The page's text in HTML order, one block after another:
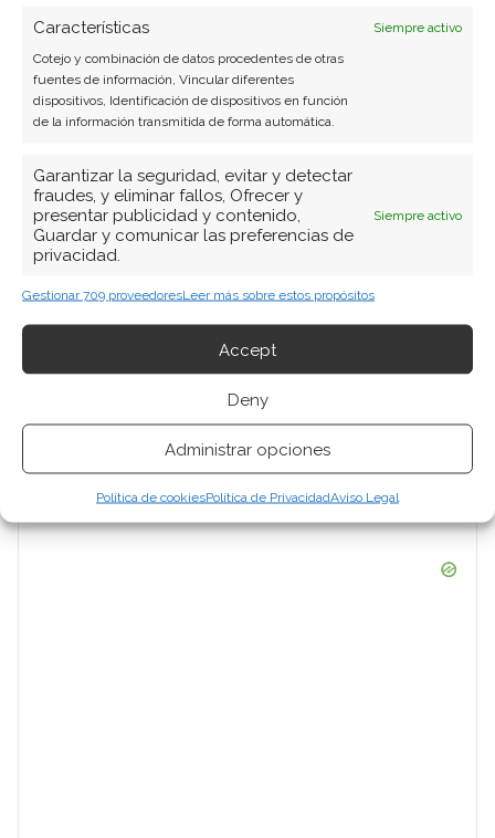
Características
Siempre activo
Cotejo y combinación de datos procedentes de otras
fuentes de información, Vincular diferentes
dispositivos, Identificación de dispositivos en función
de la información transmitida de forma automática.
Garantizar la seguridad, evitar y detectar
fraudes, y eliminar fallos, Ofrecer y
presentar publicidad y contenido,
Guardar y comunicar las preferencias de
privacidad.
Siempre activo
Gestionar 709 proveedoresLeer más sobre estos propósitos
Accept
Deny
Administrar opciones
Política de cookiesPolítica de PrivacidadAviso Legal
transformación digital con más de 8 años de
experiencia. Experta en inteligencia artificial,
ciberseguridad y startups tecnológicas.
Ver todos los artículos →